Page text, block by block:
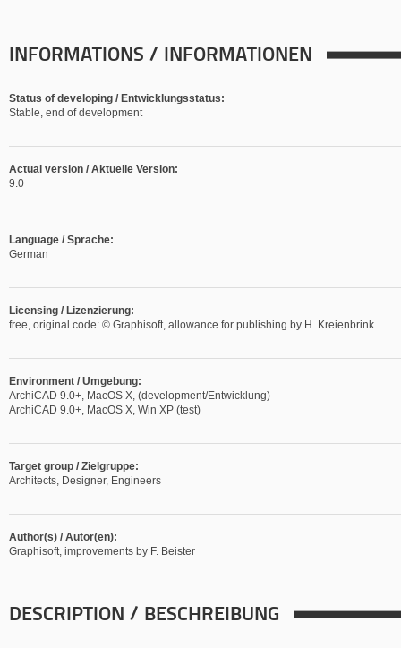
INFORMATIONS / INFORMATIONEN
Status of developing / Entwicklungsstatus:
Stable, end of development
Actual version / Aktuelle Version:
9.0
Language / Sprache:
German
Licensing / Lizenzierung:
free, original code: © Graphisoft, allowance for publishing by H. Kreienbrink
Environment / Umgebung:
ArchiCAD 9.0+, MacOS X, (development/Entwicklung)
ArchiCAD 9.0+, MacOS X, Win XP (test)
Target group / Zielgruppe:
Architects, Designer, Engineers
Author(s) / Autor(en):
Graphisoft, improvements by F. Beister
DESCRIPTION / BESCHREIBUNG